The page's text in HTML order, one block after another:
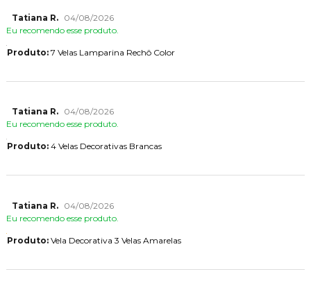
Tatiana R.
04/08/2026
Eu recomendo esse produto.
Produto:7 Velas Lamparina Rechô Color
Tatiana R.
04/08/2026
Eu recomendo esse produto.
Produto:4 Velas Decorativas Brancas
Tatiana R.
04/08/2026
Eu recomendo esse produto.
Produto:Vela Decorativa 3 Velas Amarelas